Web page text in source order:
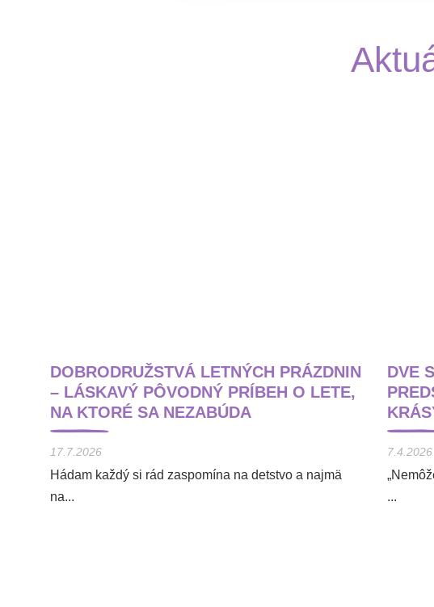
DOBRODRUŽSTVÁ LETNÝCH PRÁZDNIN
– LÁSKAVÝ PÔVODNÝ PRÍBEH O LETE,
NA KTORÉ SA NEZABÚDA
17.7.2026
Hádam každý si rád zaspomína na detstvo a najmä
na...
DVE
7.4.2026
...